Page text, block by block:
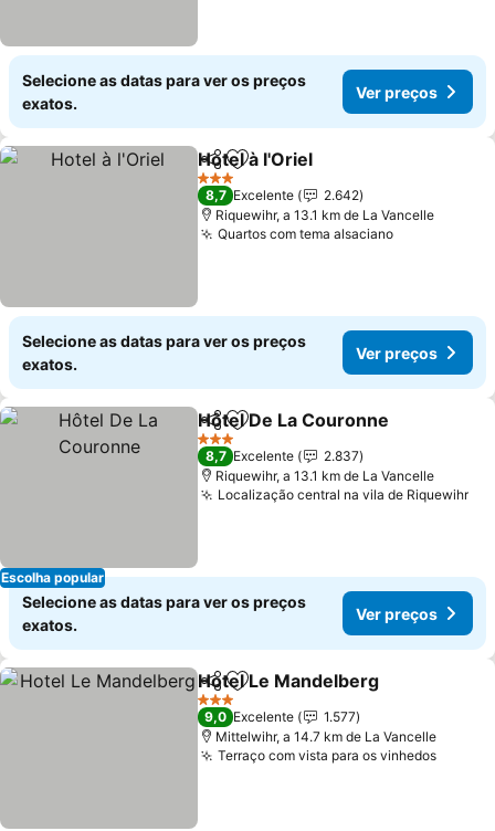
Selecione as datas para ver os preços
exatos.
Ver preços
PartilharAdicionar aos favoritos
Hotel à l'Oriel
3 Estrelas
8,7 Excelente
2.642
Riquewihr, a 13.1 km de La Vancelle
Quartos com tema alsaciano
Selecione as datas para ver os preços
exatos.
Ver preços
Escolha popular
PartilharAdicionar aos favoritos
Hôtel De La Couronne
3 Estrelas
8,7 Excelente
2.837
Riquewihr, a 13.1 km de La Vancelle
Localização central na vila de Riquewihr
Selecione as datas para ver os preços
exatos.
Ver preços
PartilharAdicionar aos favoritos
Hotel Le Mandelberg
3 Estrelas
9,0 Excelente
1.577
Mittelwihr, a 14.7 km de La Vancelle
Terraço com vista para os vinhedos